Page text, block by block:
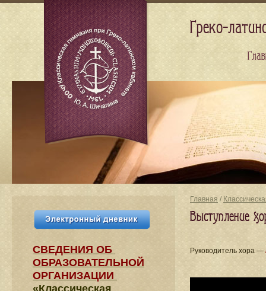
Главная /
Выступление
Руководитель хора —
СВЕДЕНИЯ​ ОБ
ОБРАЗОВАТЕЛЬНОЙ
ОРГАНИЗАЦИИ
«Классическая
Греко-